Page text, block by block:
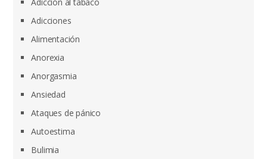
Adicciones
Alimentación
Anorexia
Anorgasmia
Ansiedad
Ataques de pánico
Autoestima
Bulimia